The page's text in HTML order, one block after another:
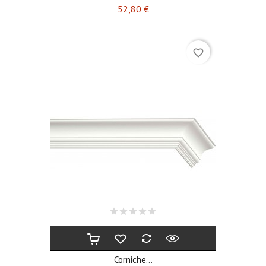
52,80 €Prix
Corniche...
favorite_border